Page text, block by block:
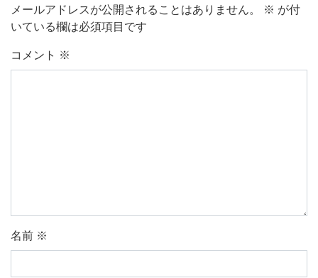
メールアドレスが公開されることはありません。 ※ が付
いている欄は必須項目です
コメント ※
名前 ※